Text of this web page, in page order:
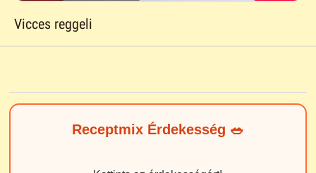
Vicces reggeli
Receptmix Érdekesség 🥗